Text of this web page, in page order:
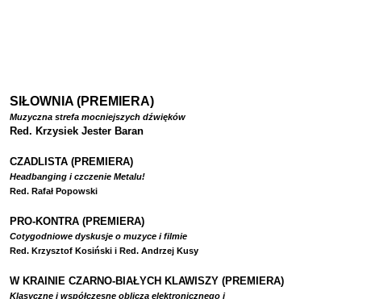
SIŁOWNIA (PREMIERA)
Muzyczna strefa mocniejszych dźwięków
Red. Krzysiek Jester Baran
CZADLISTA (PREMIERA)
Headbanging i czczenie Metalu!
Red. Rafał Popowski
PRO-KONTRA (PREMIERA)
Cotygodniowe dyskusje o muzyce i filmie
Red. Krzysztof Kosiński i Red. Andrzej Kusy
W KRAINIE CZARNO-BIAŁYCH KLAWISZY (PREMIERA)
Klasyczne i współczesne oblicza elektronicznego i